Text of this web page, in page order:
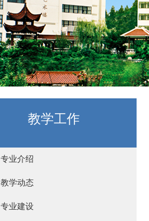
教学工作
专业介绍
教学动态
专业建设